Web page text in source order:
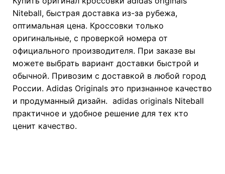
Niteball, быстрая доставка из-за рубежа,
оптимальная цена. Кроссовки только
оригинальные, с проверкой номера от
официального производителя. При заказе вы
можете выбрать вариант доставки быстрой и
обычной. Привозим с доставкой в любой город
России. Adidas Originals это признанное качество
и продуманный дизайн. adidas originals Niteball
практичное и удобное решение для тех кто
ценит качество.